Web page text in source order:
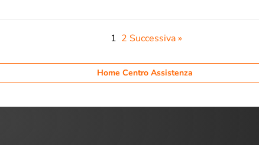
1 2 Successiva »
Home Centro Assistenza